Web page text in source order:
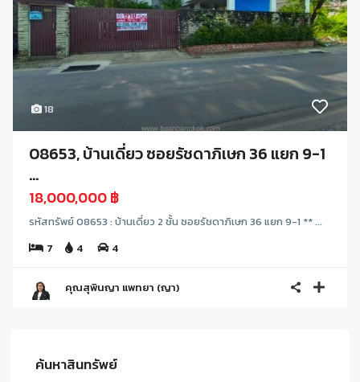
18
08653, บ้านเดี่ยว ซอยรัชดาภิเษก 36 แยก 9-1
...
18,000,000 ฿
รหัสทรัพย์ 08653 : บ้านเดี่ยว 2 ชั้น ซอยรัชดาภิเษก 36 แยก 9-1 ** ...
7
4 4
คุณสุพินญา แพทยา (ญา)
ค้นหาสินทรัพย์